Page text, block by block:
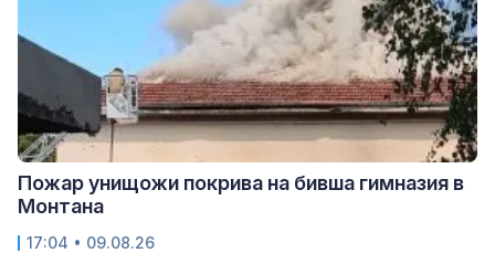
Пожар унищожи покрива на бивша гимназия в
Монтана
17:04 • 09.08.26